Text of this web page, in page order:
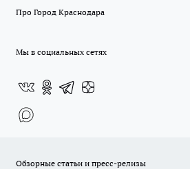
Про Город Краснодара
Мы в социальных сетях
Обзорные статьи и пресс-релизы